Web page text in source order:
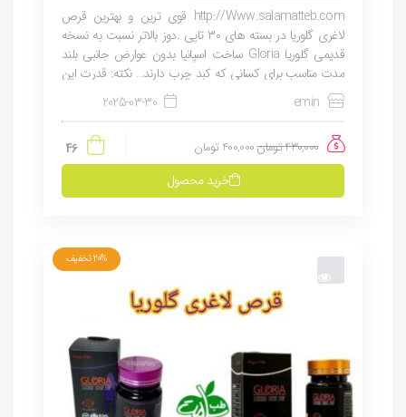
http://Www.salamatteb.com قوی ترین و بهترین قرص
لاغری گلوریا در بسته های ۳۰ تایی .دوز بالاتر نسبت به نسخه
قدیمی گلوریا Gloria ساخت اسپانیا بدون عوارض جانبی بلند
مدت مناسب برای کسانی که کبد چرب دارند… نکته: قدرت این
محصول در...
emin
2025-03-30
430,000تومان400,000 تومان
46
خرید محصول
20%تخفیف